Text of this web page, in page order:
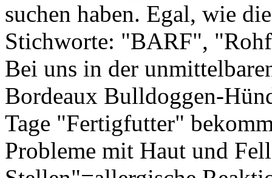
suchen haben. Egal, wie
Stichworte: "BARF",
Bei uns in der
Bordeaux Bulldoggen-
Tage "Fertigfutter"
Probleme mit Haut und